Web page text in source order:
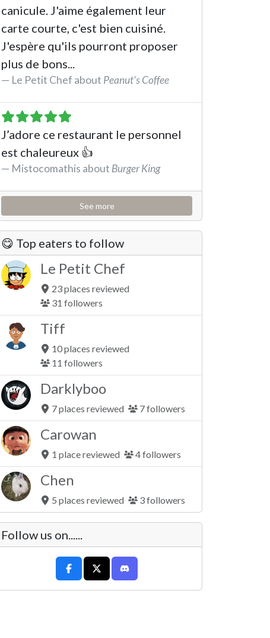
canicule. J'aime également leur
carte courte, c'est bien cuisiné.
J'espère qu'ils pourront proposer
plus de bons...
Le Petit Chef about Peanut's Coffee
See the review
J’adore ce restaurant le personnel
est chaleureux 👍
Mistocomathis about Burger King
See the review
See more
😋 Top eaters to follow
Le Petit Chef
23 places reviewed
31 followers
Tiff
10 places reviewed
11 followers
Darklyboo
7 places reviewed 7 followers
Carowan
1 place reviewed 4 followers
Chen
5 places reviewed 3 followers
Follow us on......